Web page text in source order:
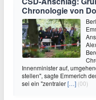
Chronologie von
Innenminister auf,
stellen", sagte Emmerich
sei ein "zentraler[…] (00)